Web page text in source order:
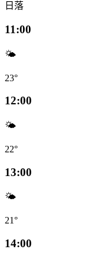
日落
11:00
🌤️
23°
12:00
🌤️
22°
13:00
🌤️
21°
14:00